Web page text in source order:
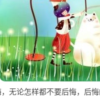
无论怎样都不要后悔，后